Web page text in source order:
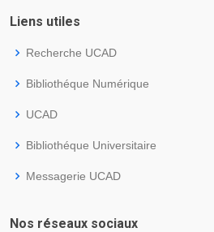
Liens utiles
Recherche UCAD
Bibliothéque Numérique
UCAD
Bibliothéque Universitaire
Messagerie UCAD
Nos réseaux sociaux